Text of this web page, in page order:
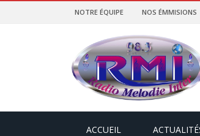
NOTRE ÉQUIPE NOS ÉMMISIONS
ACCUEIL